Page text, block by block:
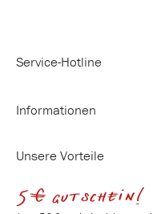
Service-Hotline
Informationen
Unsere Vorteile
5€ gutschein!